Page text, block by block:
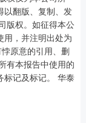
以翻版、复制、发
版权。如征得本公
用，并注明出处为
原意的引用、删
有本报告中使用的
标记及标记。 华泰